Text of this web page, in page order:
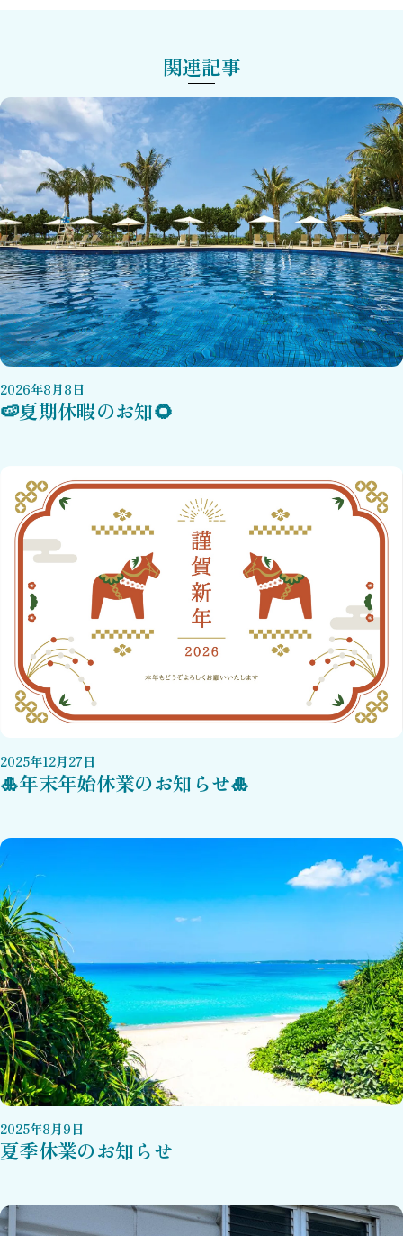
関連記事
2026年8月8日
🍉夏期休暇のお知🌻
2025年12月27日
🎍年末年始休業のお知らせ🎍
2025年8月9日
夏季休業のお知らせ